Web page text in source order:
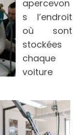
apercevon
s l’endroit
où sont
stockées
chaque
voiture